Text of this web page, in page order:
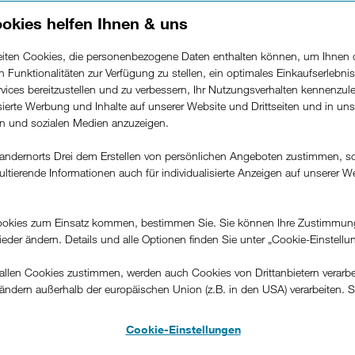
helfen Ihnen & uns
Cookies, die personenbezogene Daten enthalten können, um Ihnen
Funktionalitäten zur Verfügung zu stellen, ein optimales
bereitzustellen und zu verbessern, Ihr Nutzungsverhalten
Werbung und Inhalte auf unserer Website und Drittseiten und in
und sozialen Medien anzuzeigen.
Drei dem Erstellen von persönlichen Angeboten zustimmen,
Informationen auch für individualisierte Anzeigen auf unserer
zum Einsatz kommen, bestimmen Sie. Sie können Ihre
ändern. Details und alle Optionen finden Sie unter „Cookie-
Cookies zustimmen, werden auch Cookies von Drittanbietern
außerhalb der europäischen Union (z.B. in den USA) verarbeiten.
Cookie-Einstellungen